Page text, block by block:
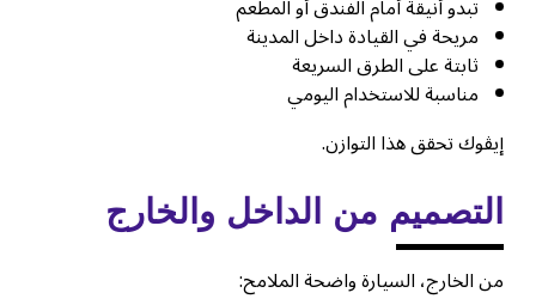
تبدو أنيقة أمام الفندق أو المطعم
مريحة في القيادة داخل المدينة
ثابتة على الطرق السريعة
مناسبة للاستخدام اليومي
إيڤوك تحقق هذا التوازن.
التصميم من الداخل والخارج
من الخارج، السيارة واضحة الملامح: